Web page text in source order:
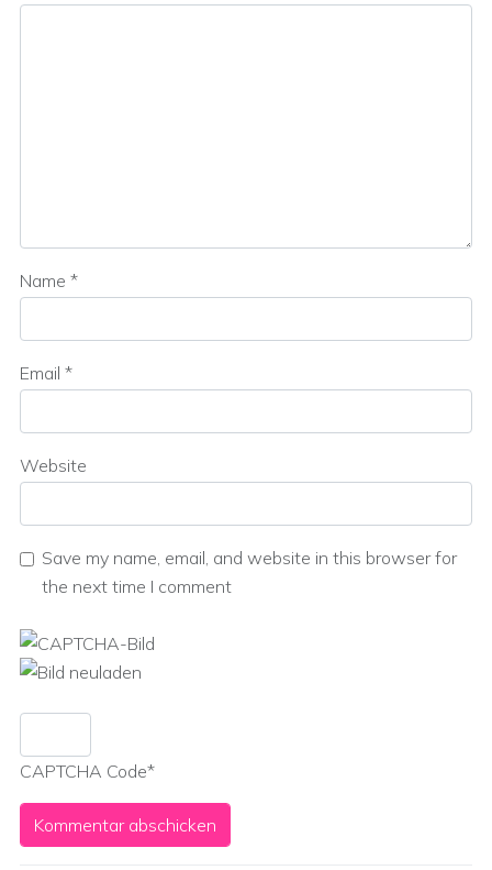
Name *
Email *
Website
Save my name, email, and website in this browser for
the next time I comment
CAPTCHA Code*